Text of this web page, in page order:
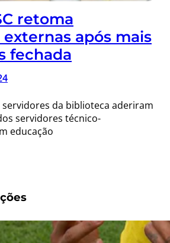
retoma
após mais
fechada
servidores da biblioteca aderiram
servidores técnico-
educação